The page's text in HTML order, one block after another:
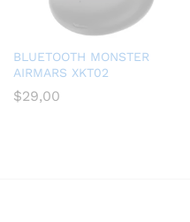
BLUETOOTH MONSTER
AIRMARS XKT02
$29,00